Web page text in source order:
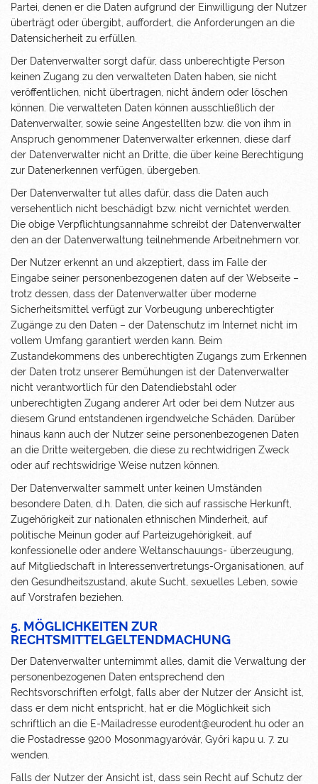
Partei, denen er die Daten aufgrund der Einwilligung der Nutzer
überträgt oder übergibt, auffordert, die Anforderungen an die
Datensicherheit zu erfüllen.
Der Datenverwalter sorgt dafür, dass unberechtigte Person
keinen Zugang zu den verwalteten Daten haben, sie nicht
veröffentlichen, nicht übertragen, nicht ändern oder löschen
können. Die verwalteten Daten können ausschließlich der
Datenverwalter, sowie seine Angestellten bzw. die von ihm in
Anspruch genommener Datenverwalter erkennen, diese darf
der Datenverwalter nicht an Dritte, die über keine Berechtigung
zur Datenerkennen verfügen, übergeben.
Der Datenverwalter tut alles dafür, dass die Daten auch
versehentlich nicht beschädigt bzw. nicht vernichtet werden.
Die obige Verpflichtungsannahme schreibt der Datenverwalter
den an der Datenverwaltung teilnehmende Arbeitnehmern vor.
Der Nutzer erkennt an und akzeptiert, dass im Falle der
Eingabe seiner personenbezogenen daten auf der Webseite –
trotz dessen, dass der Datenverwalter über moderne
Sicherheitsmittel verfügt zur Vorbeugung unberechtigter
Zugänge zu den Daten – der Datenschutz im Internet nicht im
vollem Umfang garantiert werden kann. Beim
Zustandekommens des unberechtigten Zugangs zum Erkennen
der Daten trotz unserer Bemühungen ist der Datenverwalter
nicht verantwortlich für den Datendiebstahl oder
unberechtigten Zugang anderer Art oder bei dem Nutzer aus
diesem Grund entstandenen irgendwelche Schäden. Darüber
hinaus kann auch der Nutzer seine personenbezogenen Daten
an die Dritte weitergeben, die diese zu rechtwidrigen Zweck
oder auf rechtswidrige Weise nutzen können.
Der Datenverwalter sammelt unter keinen Umständen
besondere Daten, d.h. Daten, die sich auf rassische Herkunft,
Zugehörigkeit zur nationalen ethnischen Minderheit, auf
politische Meinun goder auf Parteizugehörigkeit, auf
konfessionelle oder andere Weltanschauungs- überzeugung,
auf Mitgliedschaft in Interessenvertretungs-Organisationen, auf
den Gesundheitszustand, akute Sucht, sexuelles Leben, sowie
auf Vorstrafen beziehen.
5. MÖGLICHKEITEN ZUR
RECHTSMITTELGELTENDMACHUNG
Der Datenverwalter unternimmt alles, damit die Verwaltung der
personenbezogenen Daten entsprechend den
Rechtsvorschriften erfolgt, falls aber der Nutzer der Ansicht ist,
dass er dem nicht entspricht, hat er die Möglichkeit sich
schriftlich an die E-Mailadresse eurodent@eurodent.hu oder an
die Postadresse 9200 Mosonmagyaróvár, Győri kapu u. 7. zu
wenden.
Falls der Nutzer der Ansicht ist, dass sein Recht auf Schutz der